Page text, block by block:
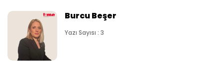
Burcu Beşer
Yazı Sayısı : 3